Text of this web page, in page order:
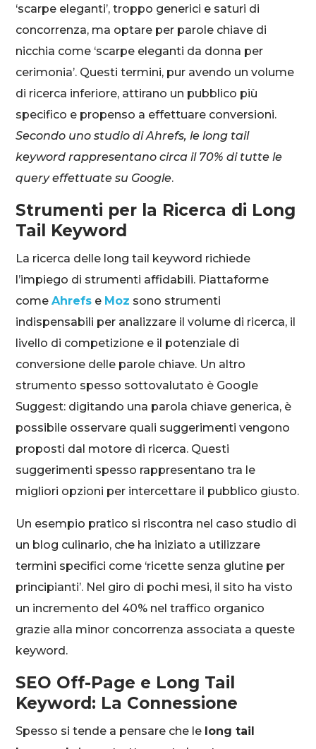
‘scarpe eleganti’, troppo generici e saturi di
concorrenza, ma optare per parole chiave di
nicchia come ‘scarpe eleganti da donna per
cerimonia’. Questi termini, pur avendo un volume
di ricerca inferiore, attirano un pubblico più
specifico e propenso a effettuare conversioni.
Secondo uno studio di Ahrefs, le long tail
keyword rappresentano circa il 70% di tutte le
query effettuate su Google.
Strumenti per la Ricerca di Long
Tail Keyword
La ricerca delle long tail keyword richiede
l’impiego di strumenti affidabili. Piattaforme
comeAhrefs e Moz sono strumenti
indispensabili per analizzare il volume di ricerca, il
livello di competizione e il potenziale di
conversione delle parole chiave. Un altro
strumento spesso sottovalutato è Google
Suggest: digitando una parola chiave generica, è
possibile osservare quali suggerimenti vengono
proposti dal motore di ricerca. Questi
suggerimenti spesso rappresentano tra le
migliori opzioni per intercettare il pubblico giusto.
Un esempio pratico si riscontra nel caso studio di
un blog culinario, che ha iniziato a utilizzare
termini specifici come ‘ricette senza glutine per
principianti’. Nel giro di pochi mesi, il sito ha visto
un incremento del 40% nel traffico organico
grazie alla minor concorrenza associata a queste
keyword.
SEO Off-Page e Long Tail
Keyword: La Connessione
Spesso si tende a pensare che le long tail